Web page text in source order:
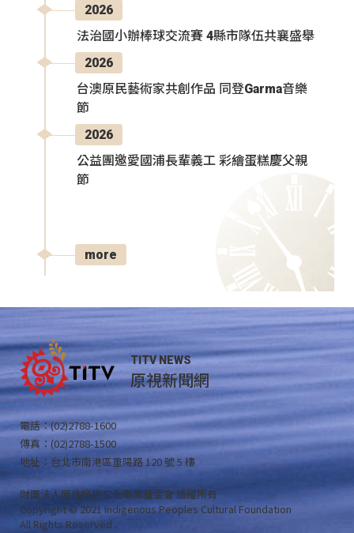
2026
法治國小辦棒球交流賽 4縣市隊伍共襄盛舉
2026
台澳原民藝術家共創作品 同登Garma音樂
節
2026
公益團邀愛國浦長輩義工 彩繪蛋糕慶父親
節
more
TITV NEWS
原視新聞網
電話：(02)2788-1600
傳真：(02)2788-1500
地址：台北市南港區重陽路 120 號 5 樓
財團法人原住民族文化事業基金會 版權所有
Copyright © 2021 Indigenous Peoples Cultural Foundation
All Rights Reserved .